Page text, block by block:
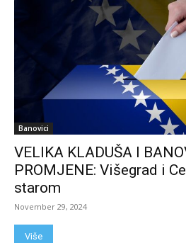
Banovici
VELIKA KLADUŠA I
PROMJENE: Višegrad i
starom
November 29, 2024
Više